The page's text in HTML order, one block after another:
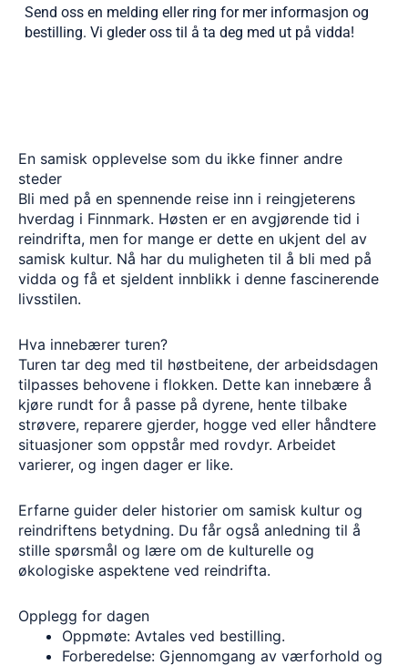
Send oss en melding eller ring for mer informasjon og
bestilling. Vi gleder oss til å ta deg med ut på vidda!
En samisk opplevelse som du ikke finner andre
steder
Bli med på en spennende reise inn i reingjeterens
hverdag i Finnmark. Høsten er en avgjørende tid i
reindrifta, men for mange er dette en ukjent del av
samisk kultur. Nå har du muligheten til å bli med på
vidda og få et sjeldent innblikk i denne fascinerende
livsstilen.
Hva innebærer turen?
Turen tar deg med til høstbeitene, der arbeidsdagen
tilpasses behovene i flokken. Dette kan innebære å
kjøre rundt for å passe på dyrene, hente tilbake
strøvere, reparere gjerder, hogge ved eller håndtere
situasjoner som oppstår med rovdyr. Arbeidet
varierer, og ingen dager er like.
Erfarne guider deler historier om samisk kultur og
reindriftens betydning. Du får også anledning til å
stille spørsmål og lære om de kulturelle og
økologiske aspektene ved reindrifta.
Opplegg for dagen
Oppmøte: Avtales ved bestilling.
Forberedelse: Gjennomgang av værforhold og